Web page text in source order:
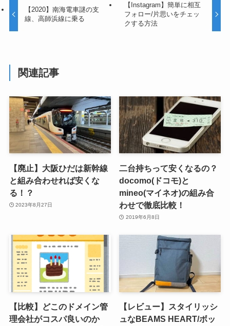
【2020】南海電車謎の支
線、高師浜線に乗る
【Instagram】簡単に相互
フォロー/片思いをチェッ
クする方法
関連記事
【廃止】大阪ひだは新幹線
と組み合わせれば安くな
る！？
2023年8月27日
二台持ちって安くなるの？
docomo(ドコモ)と
mineo(マイネオ)の組み合
わせで徹底比較！
2019年6月8日
【比較】どこのドメイン管
理会社がコスパ良いのか
【レビュー】スタイリッシ
ュなBEAMS HEART/ボッ